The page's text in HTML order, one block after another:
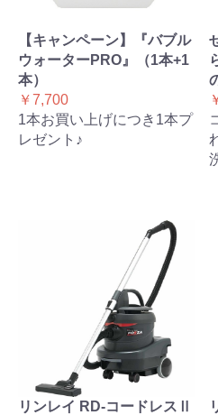
【キャンペーン】『バブル
ウォーターPRO』（1本+1
本）
￥7,700
1本お買い上げにつき1本プ
レゼント♪
リンレイ RD-コードレスⅡ